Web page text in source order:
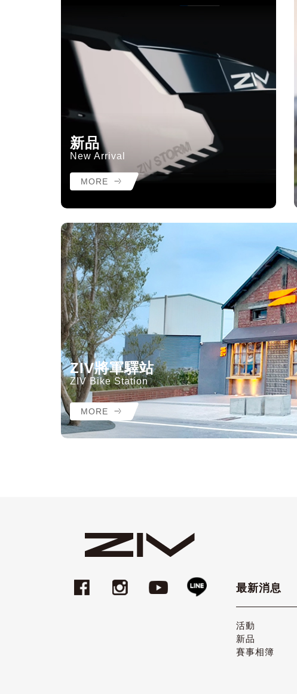
新品
New Arrival
MORE
ZIV將軍驛站
ZIV Bike Station
MORE
最新消息
活動
新品
賽事相簿